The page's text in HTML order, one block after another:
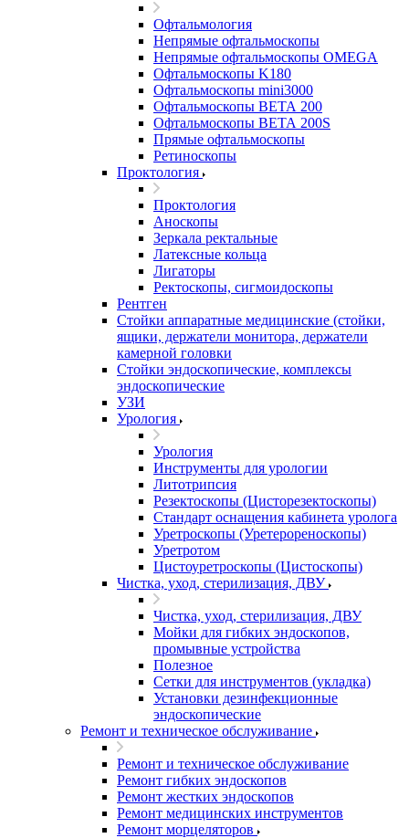
Офтальмология
Непрямые офтальмоскопы
Непрямые офтальмоскопы OMEGA
Офтальмоскопы K180
Офтальмоскопы mini3000
Офтальмоскопы ВЕТА 200
Офтальмоскопы ВЕТА 200S
Прямые офтальмоскопы
Ретиноскопы
Проктология
Проктология
Аноскопы
Зеркала ректальные
Латексные кольца
Лигаторы
Ректоскопы, сигмоидоскопы
Рентген
Стойки аппаратные медицинские (стойки,
ящики, держатели монитора, держатели
камерной головки
Стойки эндоскопические, комплексы
эндоскопические
УЗИ
Урология
Урология
Инструменты для урологии
Литотрипсия
Резектоскопы (Цисторезектоскопы)
Стандарт оснащения кабинета уролога
Уретроскопы (Уретерореноскопы)
Уретротом
Цистоуретроскопы (Цистоскопы)
Чистка, уход, стерилизация, ДВУ
Чистка, уход, стерилизация, ДВУ
Мойки для гибких эндоскопов,
промывные устройства
Полезное
Сетки для инструментов (укладка)
Установки дезинфекционные
эндоскопические
Ремонт и техническое обслуживание
Ремонт и техническое обслуживание
Ремонт гибких эндоскопов
Ремонт жестких эндоскопов
Ремонт медицинских инструментов
Ремонт морцеляторов